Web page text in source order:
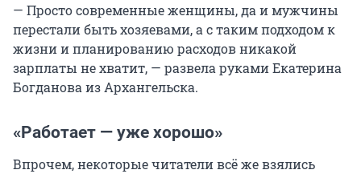
— Просто современные женщины, да и мужчины
перестали быть хозяевами, а с таким подходом к
жизни и планированию расходов никакой
зарплаты не хватит, — развела руками Екатерина
Богданова из Архангельска.
«Работает — уже хорошо»
Впрочем, некоторые читатели всё же взялись